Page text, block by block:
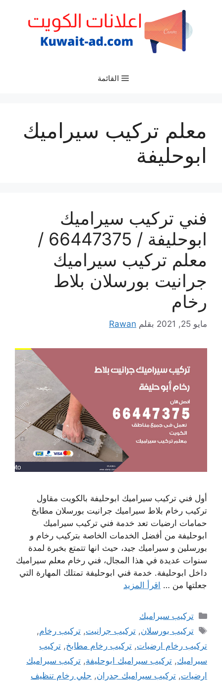
القائمة
معلم تركيب سيراميك
ابوحليفة
فني تركيب سيراميك
ابوحليفة / 66447375 /
معلم تركيب سيراميك
جرانيت بورسلان بلاط
رخام
مايو 25, 2021 بقلم Rawan
أول فني تركيب سيراميك ابوحليفة بالكويت مقاول
تركيب رخام بلاط سيراميك جرانيت بورسلان مطابخ
حمامات ارضيات تعد خدمة فني تركيب سيراميك
ابوحليفة من أفضل الخدمات الخاصة بتركيب رخام و
بورسلين و سيراميك جيد، حيث انها تتمتع بخبرة لمدة
سنوات عديدة في هذا المجال، فني رخام معلم سيراميك
داخل ابوحليفة. خدمة فني ابوحليفة تمتلك المهارة التي
جعلتها من … اقرأ المزيد
التصنيفات
تركيب سيراميك
الوسوم
تركيب بورسلان,تركيب جرانيت,تركيب رخام,
تركيب رخام ارضيات, تركيب رخام مطابخ, تركيب
سيراميك, تركيب سيراميك ابوحليفة, تركيب سيراميك
ارضيات, تركيب سيراميك جدران, جلي رخام تنظيف